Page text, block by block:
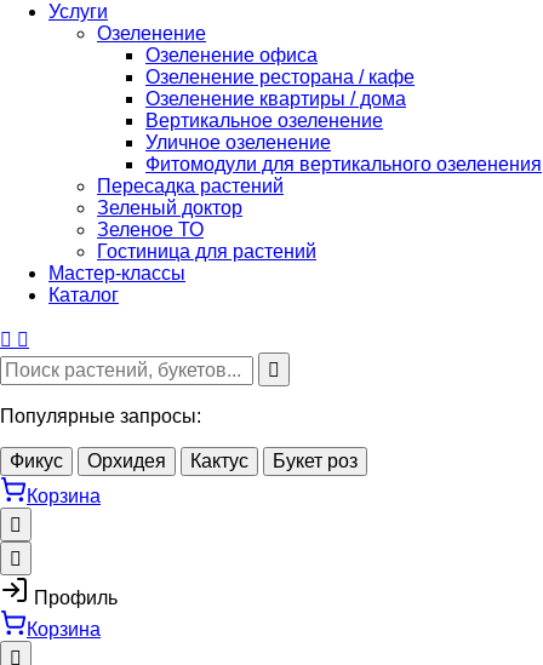
Услуги
Озеленение
Озеленение офиса
Озеленение ресторана / кафе
Озеленение квартиры / дома
Вертикальное озеленение
Уличное озеленение
Фитомодули для вертикального озеленения
Пересадка растений
Зеленый доктор
Зеленое ТО
Гостиница для растений
Мастер-классы
Каталог
Популярные запросы:
Фикус Орхидея Кактус
Букет роз
Корзина
Профиль
Корзина